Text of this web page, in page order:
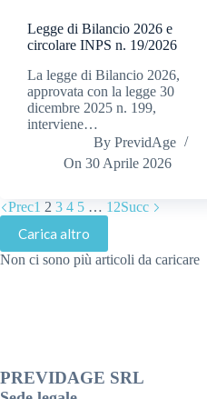
Legge di Bilancio 2026 e
circolare INPS n. 19/2026
La legge di Bilancio 2026,
approvata con la legge 30
dicembre 2025 n. 199,
interviene…
By PrevidAge
On 30 Aprile 2026
Prec1 2 3 4 5 … 12Succ
Carica altro
Non ci sono più articoli da caricare
PREVIDAGE SRL